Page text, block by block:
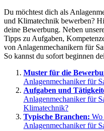
Du möchtest dich als
und Klimatechnik bewerben?
deine Bewerbung. Neben
Tipps zu Aufgaben,
von Anlagenmechanikern für
So kannst du sofort beginnen
Muster für die
Anlagenmechaniker für
Aufgaben und
Anlagenmechaniker für
Klimatechnik?
Typische Branchen: Wo
Anlagenmechaniker für